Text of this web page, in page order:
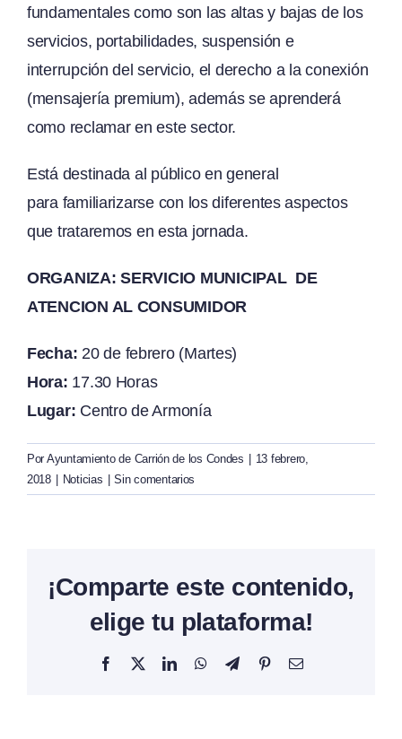
fundamentales como son las altas y bajas de los
servicios, portabilidades, suspensión e
interrupción del servicio, el derecho a la conexión
(mensajería premium), además se aprenderá
como reclamar en este sector.
Está destinada al público en general
para familiarizarse con los diferentes aspectos
que trataremos en esta jornada.
ORGANIZA: SERVICIO MUNICIPAL DE
ATENCION AL CONSUMIDOR
Fecha: 20 de febrero (Martes)
Hora: 17.30 Horas
Lugar: Centro de Armonía
Por Ayuntamiento de Carrión de los Condes
13 febrero,
2018
Noticias Sin comentarios
¡Comparte este contenido,
elige tu plataforma!
Facebook
X LinkedInWhatsAppTelegramPinterestCorreo